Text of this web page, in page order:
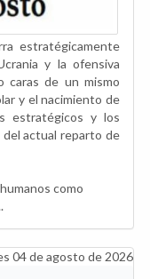
estratégicamente
y la ofensiva
caras de un mismo
y el nacimiento de
estratégicos y los
actual reparto de
como
04 de agosto de 2026